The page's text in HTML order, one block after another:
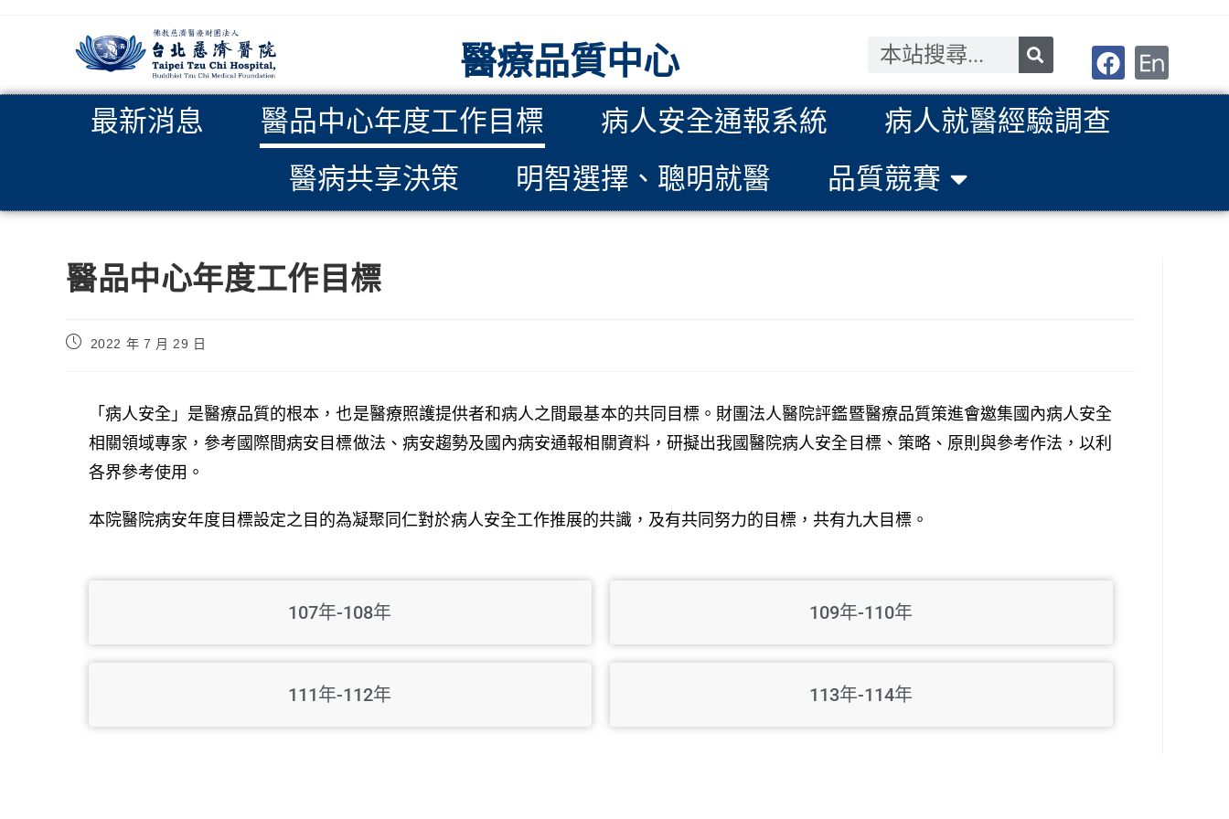
醫療品質中心
最新消息 醫品中心年度工作目標 病人安全通報系統
病人就醫經驗調查
醫病共享決策
明智選擇、聰明就醫 品質競賽
醫品中心年度工作目標
2022 年 7 月 29 日
「病人安全」是醫療品質的根本，也是醫療照護提供者和病人之間最基本的共同目標。財團法人醫院評鑑暨醫療品質策進會邀集國內病人安全
相關領域專家，參考國際間病安目標做法、病安趨勢及國內病安通報相關資料，研擬出我國醫院病人安全目標、策略、原則與參考作法，以利
各界參考使用。
本院醫院病安年度目標設定之目的為凝聚同仁對於病人安全工作推展的共識，及有共同努力的目標，共有九大目標。
107年-108年
111年-112年
109年-110年
113年-114年